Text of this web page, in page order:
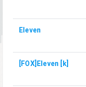
Eleven
[FOX]Eleven [k]